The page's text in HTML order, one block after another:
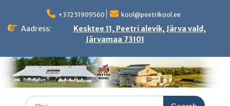
content
+372 51909560 kool@peetrikool.ee
Aadress:
Kesktee 11, Peetri alevik, Järva vald,
Järvamaa 73101
Search